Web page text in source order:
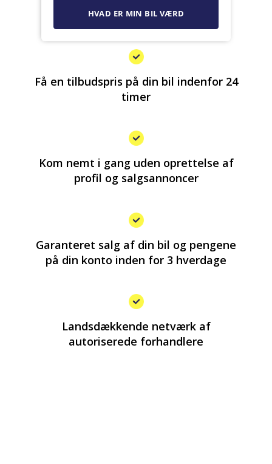
Få en tilbudspris på din bil indenfor 24
timer
Kom nemt i gang uden oprettelse af
profil og salgsannoncer
Garanteret salg af din bil og pengene
på din konto inden for 3 hverdage
Landsdækkende netværk af
autoriserede forhandlere